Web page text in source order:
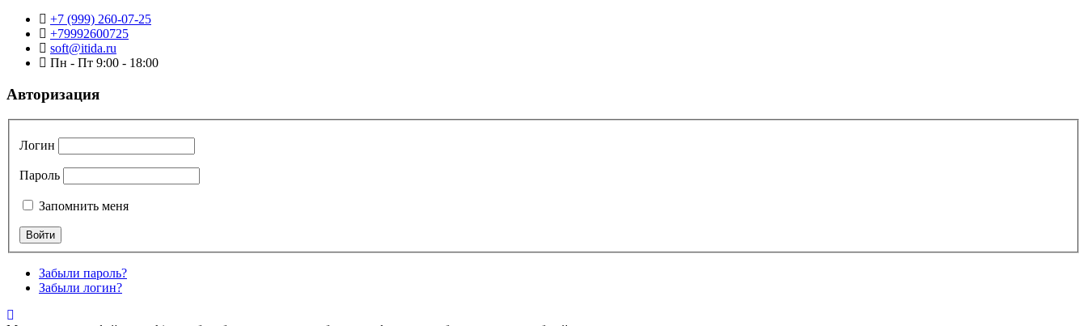
+7 (999) 260-07-25
+79992600725
soft@itida.ru
Пн - Пт 9:00 - 18:00
Авторизация
Логин
Пароль
Запомнить меня
Забыли пароль?
Забыли логин?